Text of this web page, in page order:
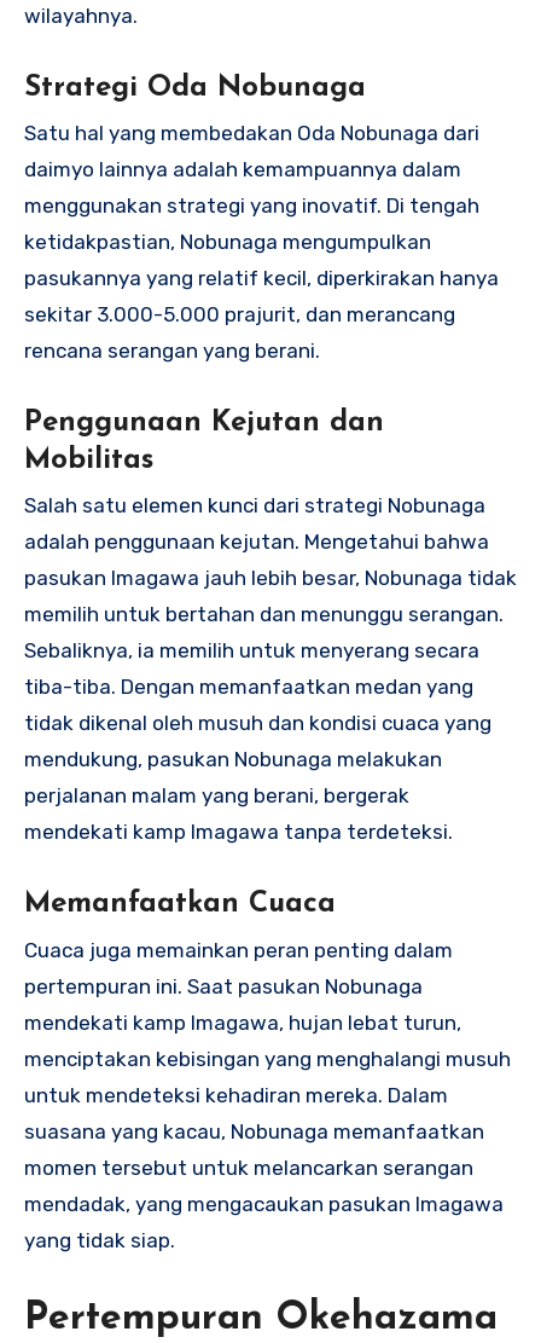
wilayahnya.
Strategi Oda Nobunaga
Satu hal yang membedakan Oda Nobunaga dari
daimyo lainnya adalah kemampuannya dalam
menggunakan strategi yang inovatif. Di tengah
ketidakpastian, Nobunaga mengumpulkan
pasukannya yang relatif kecil, diperkirakan hanya
sekitar 3.000-5.000 prajurit, dan merancang
rencana serangan yang berani.
Penggunaan Kejutan dan
Mobilitas
Salah satu elemen kunci dari strategi Nobunaga
adalah penggunaan kejutan. Mengetahui bahwa
pasukan Imagawa jauh lebih besar, Nobunaga tidak
memilih untuk bertahan dan menunggu serangan.
Sebaliknya, ia memilih untuk menyerang secara
tiba-tiba. Dengan memanfaatkan medan yang
tidak dikenal oleh musuh dan kondisi cuaca yang
mendukung, pasukan Nobunaga melakukan
perjalanan malam yang berani, bergerak
mendekati kamp Imagawa tanpa terdeteksi.
Memanfaatkan Cuaca
Cuaca juga memainkan peran penting dalam
pertempuran ini. Saat pasukan Nobunaga
mendekati kamp Imagawa, hujan lebat turun,
menciptakan kebisingan yang menghalangi musuh
untuk mendeteksi kehadiran mereka. Dalam
suasana yang kacau, Nobunaga memanfaatkan
momen tersebut untuk melancarkan serangan
mendadak, yang mengacaukan pasukan Imagawa
yang tidak siap.
Pertempuran Okehazama